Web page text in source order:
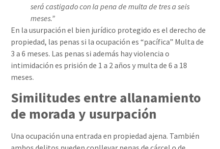
será castigado con la pena de multa de tres a seis
meses.”
En la usurpación el bien jurídico protegido es el derecho de
propiedad, las penas si la ocupación es “pacífica” Multa de
3 a 6 meses. Las penas si además hay violencia o
intimidación es prisión de 1 a 2 años y multa de 6 a 18
meses.
Similitudes entre allanamiento
de morada y usurpación
Una ocupación una entrada en propiedad ajena. También